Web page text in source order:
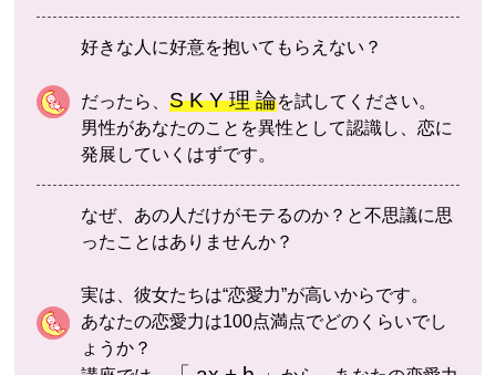
好きな人に好意を抱いてもらえない？
だったら、S K Y 理 論を試してください。
男性があなたのことを異性として認識し、恋に
発展していくはずです。
なぜ、あの人だけがモテるのか？と不思議に思
ったことはありませんか？
実は、彼女たちは“恋愛力”が高いからです。
あなたの恋愛力は100点満点でどのくらいでし
ょうか？